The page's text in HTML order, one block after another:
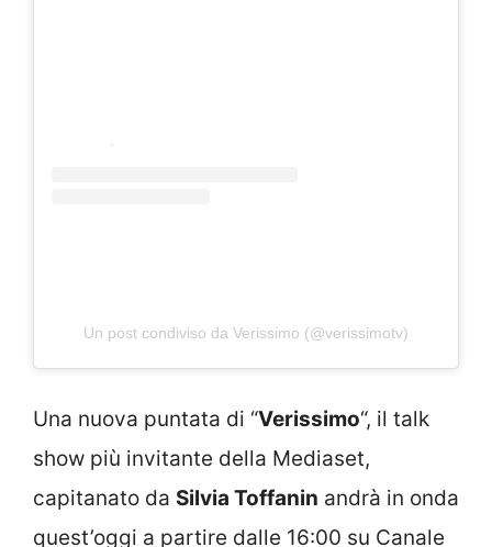
Un post condiviso da Verissimo (@verissimotv)
Una nuova puntata di “Verissimo“, il talk
show più invitante della Mediaset,
capitanato da Silvia Toffanin andrà in onda
quest’oggi a partire dalle 16:00 su Canale